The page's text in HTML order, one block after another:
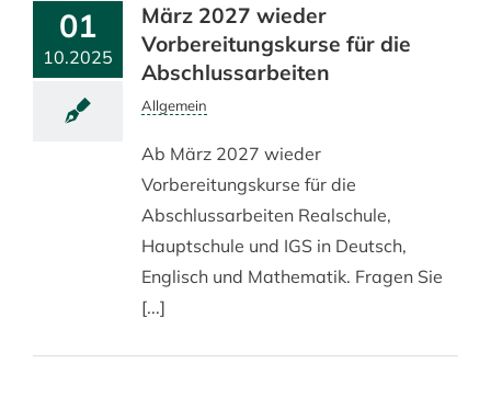
01
10.2025
März 2027 wieder
Vorbereitungskurse für die
Abschlussarbeiten
Allgemein
Ab März 2027 wieder
Vorbereitungskurse für die
Abschlussarbeiten Realschule,
Hauptschule und IGS in Deutsch,
Englisch und Mathematik. Fragen Sie
[...]